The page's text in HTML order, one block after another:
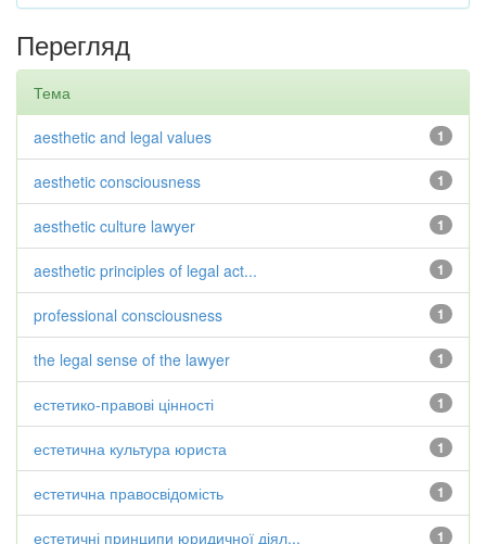
Перегляд
Тема
1
aesthetic and legal values
1
aesthetic consciousness
1
aesthetic culture lawyer
1
aesthetic principles of legal act...
1
professional consciousness
1
the legal sense of the lawyer
1
естетико-правові цінності
1
естетична культура юриста
1
естетична правосвідомість
1
естетичні принципи юридичної діял...